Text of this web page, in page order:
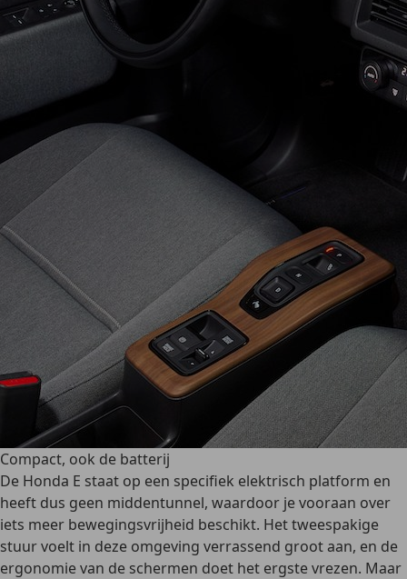
Compact, ook de batterij
De Honda E staat op een specifiek elektrisch platform en
heeft dus geen middentunnel, waardoor je vooraan over
iets meer bewegingsvrijheid beschikt. Het tweespakige
stuur voelt in deze omgeving verrassend groot aan, en de
ergonomie van de schermen doet het ergste vrezen. Maar